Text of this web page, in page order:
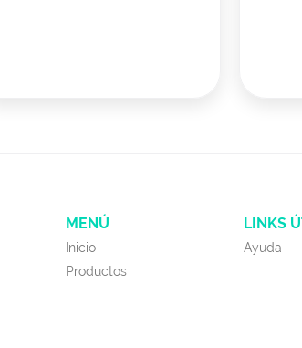
MENÚ
Inicio
Productos
LINKS
Ayuda